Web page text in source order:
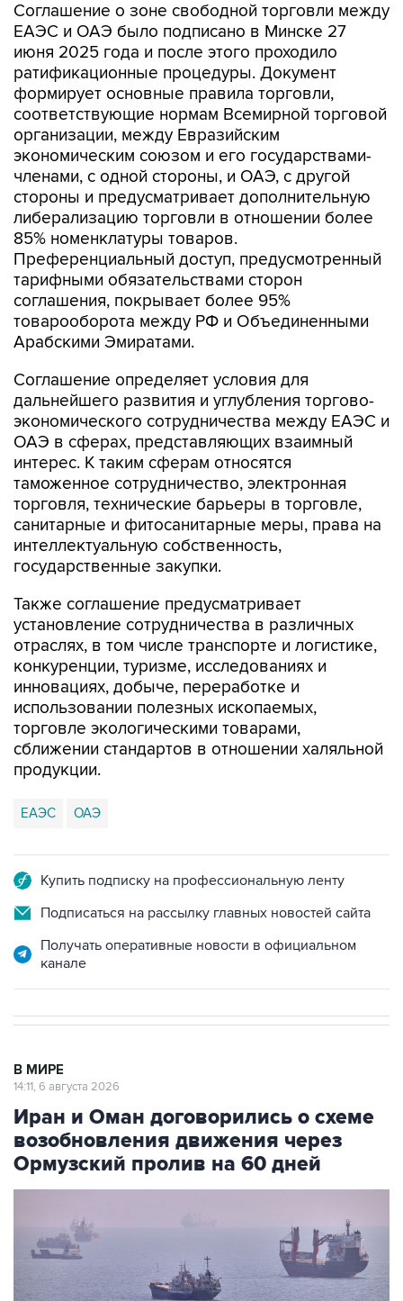
Соглашение о зоне свободной торговли между
ЕАЭС и ОАЭ было подписано в Минске 27
июня 2025 года и после этого проходило
ратификационные процедуры. Документ
формирует основные правила торговли,
соответствующие нормам Всемирной торговой
организации, между Евразийским
экономическим союзом и его государствами-
членами, с одной стороны, и ОАЭ, с другой
стороны и предусматривает дополнительную
либерализацию торговли в отношении более
85% номенклатуры товаров.
Преференциальный доступ, предусмотренный
тарифными обязательствами сторон
соглашения, покрывает более 95%
товарооборота между РФ и Объединенными
Арабскими Эмиратами.
Соглашение определяет условия для
дальнейшего развития и углубления торгово-
экономического сотрудничества между ЕАЭС и
ОАЭ в сферах, представляющих взаимный
интерес. К таким сферам относятся
таможенное сотрудничество, электронная
торговля, технические барьеры в торговле,
санитарные и фитосанитарные меры, права на
интеллектуальную собственность,
государственные закупки.
Также соглашение предусматривает
установление сотрудничества в различных
отраслях, в том числе транспорте и логистике,
конкуренции, туризме, исследованиях и
инновациях, добыче, переработке и
использовании полезных ископаемых,
торговле экологическими товарами,
сближении стандартов в отношении халяльной
продукции.
ЕАЭС ОАЭ
Купить подписку на профессиональную ленту
Подписаться на рассылку главных новостей сайта
Получать оперативные новости в официальном
канале
В МИРЕ
14:11, 6 августа 2026
Иран и Оман договорились о схеме
возобновления движения через
Ормузский пролив на 60 дней